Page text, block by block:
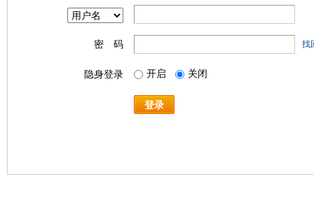
密 码 找
隐身登录 开启 关闭
登录